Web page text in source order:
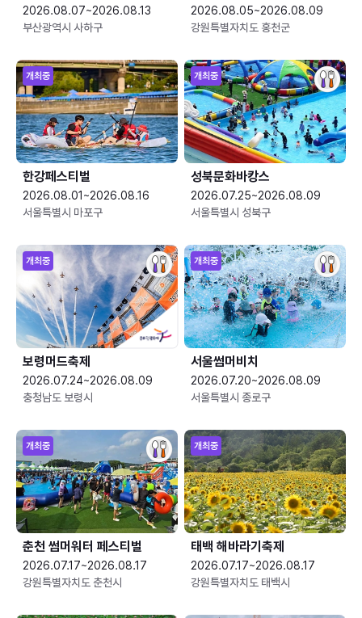
2026.08.07~2026.08.13
부산광역시 사하구
2026.08.05~2026.08.09
강원특별자치도 홍천군
개최중
한강페스티벌
2026.08.01~2026.08.16
서울특별시 마포구
개최중
성북문화바캉스
2026.07.25~2026.08.09
서울특별시 성북구
개최중
보령머드축제
2026.07.24~2026.08.09
충청남도 보령시
개최중
서울썸머비치
2026.07.20~2026.08.09
서울특별시 종로구
개최중
춘천 썸머워터 페스티벌
2026.07.17~2026.08.17
강원특별자치도 춘천시
개최중
태백 해바라기축제
2026.07.17~2026.08.17
강원특별자치도 태백시